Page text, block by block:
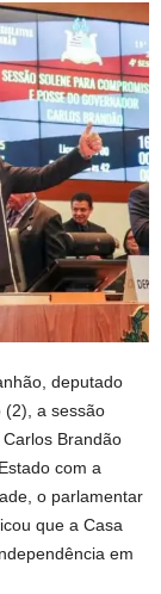
deputado
(2), a sessão
Brandão
com a
o parlamentar
que a Casa
em